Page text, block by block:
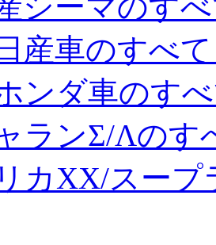
産車のすべ
ンダ車のす
ランΣ/Λのす
カXX/スープ